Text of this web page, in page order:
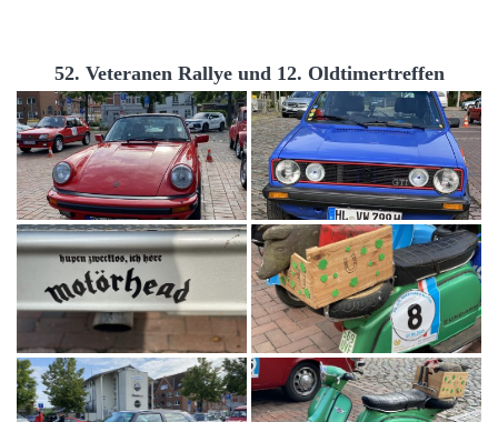
52. Veteranen Rallye und 12. Oldtimertreffen